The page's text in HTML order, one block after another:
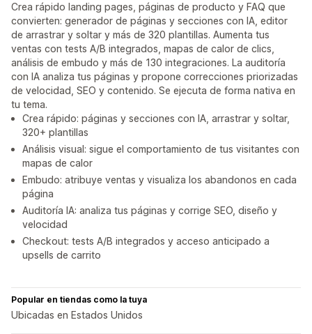
Crea rápido landing pages, páginas de producto y FAQ que
convierten: generador de páginas y secciones con IA, editor
de arrastrar y soltar y más de 320 plantillas. Aumenta tus
ventas con tests A/B integrados, mapas de calor de clics,
análisis de embudo y más de 130 integraciones. La auditoría
con IA analiza tus páginas y propone correcciones priorizadas
de velocidad, SEO y contenido. Se ejecuta de forma nativa en
tu tema.
Crea rápido: páginas y secciones con IA, arrastrar y soltar,
320+ plantillas
Análisis visual: sigue el comportamiento de tus visitantes con
mapas de calor
Embudo: atribuye ventas y visualiza los abandonos en cada
página
Auditoría IA: analiza tus páginas y corrige SEO, diseño y
velocidad
Checkout: tests A/B integrados y acceso anticipado a
upsells de carrito
Popular en tiendas como la tuya
Ubicadas en Estados Unidos